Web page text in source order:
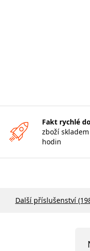
Fakt rychlé
zboží
hodin
Další příslušenství